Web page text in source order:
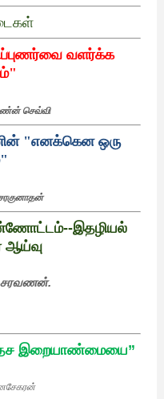
வளர்க்க
"
செவ்வி
"எனக்கென ஒரு
"
--இதழியல்
ஆய்வு
சரவணன்.
இறையாண்மையை”